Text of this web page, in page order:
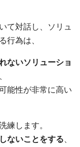
て対話し、ソリュ
行為は、
ないソリューショ
能性が非常に高い
練します。
ないことをする、